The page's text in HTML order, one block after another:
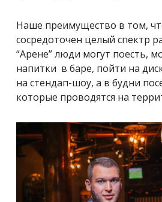
Наше преимущество в том,
сосредоточен целый спектр
“Арене” люди могут поесть,
напитки в баре, пойти на
на стендап-шоу, а в будни
которые проводятся на